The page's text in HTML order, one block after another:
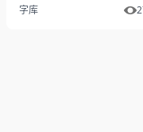
字库